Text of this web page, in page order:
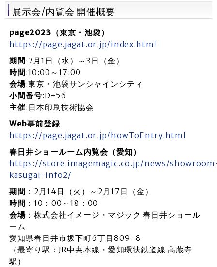
展示会/内覧会 開催概要
page2023（東京・池袋）
https://page.jagat.or.jp/index.html
期間 :2月1日（水）～3日（金）
時間 :10:00～17:00
会場:東京・池袋サンシャインシティ
小間番号:D-56
主催:日本印刷技術協会
Web事前登録
https://page.jagat.or.jp/howToEntry.html
春日井ショールーム内覧会（愛知）
https://store.imagemagic.co.jp/news/
kasugai-info2/
期間 ：2月14日（火）～2月17日（金）
時間 ：10：00～18：00
会場：株式会社イメージ・マジック 春日井ショール
ーム
愛知県春日井市坂下町6丁目809-8
（最寄り駅：JR中央本線・愛知環状鉄道線 高蔵寺
駅）